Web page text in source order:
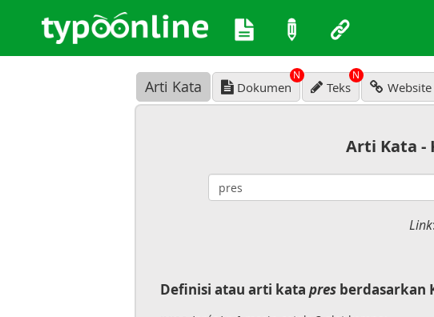
Arti Kata Dokumen
N
Teks
N
Website
Arti Kata -
Link:
Definisi atau arti kata presberdasarkan